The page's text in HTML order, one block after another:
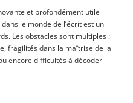
et profondément utile
le monde de l’écrit est un
Les obstacles sont multiples :
fragilités dans la maîtrise de la
encore difficultés à décoder